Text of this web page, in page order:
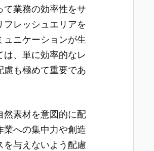
業務の効率性をサ
レッシュエリアを
ニケーションが生
、単に効率的なレ
も極めて重要であ
然素材を意図的に配
への集中力や創造
与えないよう配慮